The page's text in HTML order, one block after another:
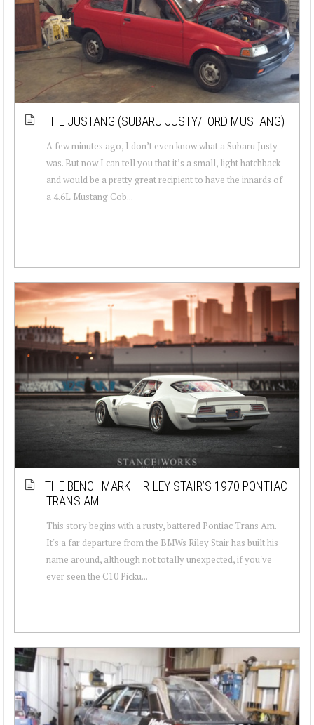
THE JUSTANG (SUBARU JUSTY/FORD MUSTANG)
A few minutes ago, I don’t even know what a Subaru Justy
was. But now I can tell you that it’s a small, light hatchback
and would be a pretty great recipient to have the innards of
a 4.6L Mustang Cob...
THE BENCHMARK – RILEY STAIR’S 1970 PONTIAC
TRANS AM
This story begins with a rusty, battered Pontiac Trans Am.
It's a far departure from the BMWs Riley Stair has built his
name around, although not totally unexpected, if you've
ever seen the C10 Picku...